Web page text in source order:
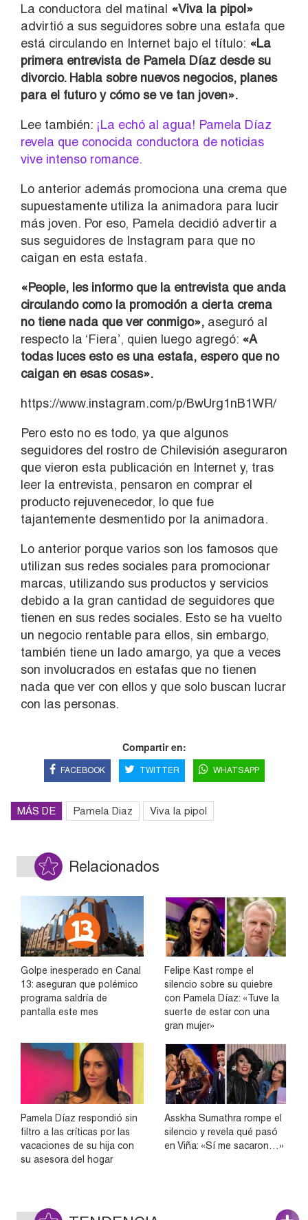
La conductora del matinal «Viva la pipol»
advirtió a sus seguidores sobre una estafa que
está circulando en Internet bajo el título: «La
primera entrevista de Pamela Díaz desde su
divorcio. Habla sobre nuevos negocios, planes
para el futuro y cómo se ve tan joven».
Lee también: ¡La echó al agua! Pamela Díaz
revela que conocida conductora de noticias
vive intenso romance.
Lo anterior además promociona una crema que
supuestamente utiliza la animadora para lucir
más joven. Por eso, Pamela decidió advertir a
sus seguidores de Instagram para que no
caigan en esta estafa.
«People, les informo que la entrevista que anda
circulando como la promoción a cierta crema
no tiene nada que ver conmigo», aseguró al
respecto la ‘Fiera’, quien luego agregó: «A
todas luces esto es una estafa, espero que no
caigan en esas cosas».
https://www.instagram.com/p/BwUrg1nB1WR/
Pero esto no es todo, ya que algunos
seguidores del rostro de Chilevisión aseguraron
que vieron esta publicación en Internet y, tras
leer la entrevista, pensaron en comprar el
producto rejuvenecedor, lo que fue
tajantemente desmentido por la animadora.
Lo anterior porque varios son los famosos que
utilizan sus redes sociales para promocionar
marcas, utilizando sus productos y servicios
debido a la gran cantidad de seguidores que
tienen en sus redes sociales. Esto se ha vuelto
un negocio rentable para ellos, sin embargo,
también tiene un lado amargo, ya que a veces
son involucrados en estafas que no tienen
nada que ver con ellos y que solo buscan lucrar
con las personas.
Compartir en:
FACEBOOK TWITTER WHATSAPP
MÁS DE Pamela Diaz Viva la pipol
Relacionados
Golpe inesperado en Canal
13: aseguran que polémico
programa saldría de
pantalla este mes
Felipe Kast rompe el
silencio sobre su quiebre
con Pamela Díaz: «Tuve la
suerte de estar con una
gran mujer»
Pamela Díaz respondió sin
filtro a las críticas por las
vacaciones de su hija con
su asesora del hogar
Asskha Sumathra rompe el
silencio y revela qué pasó
en Viña: «Sí me sacaron…»